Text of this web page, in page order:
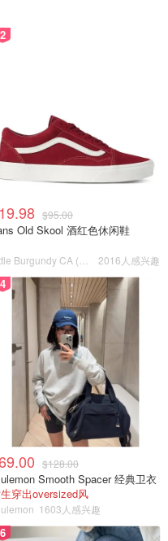
爆发，美元贬值，黄金
以后来尼克松希望让黄金
的黄金了，所以美元爆
来临了。1975~1980年美
，一年加息加了10个多
趴在地上，经济又萧条
一直没有完全恢复元
，美国GDP占全世界的
年的20%都不到。
2
$95.00
Vans Old Skool 酒红色休闲鞋
2016人感兴趣
4
$128.00
Smooth Spacer 经典卫衣
穿出oversized风
1603人感兴趣
6